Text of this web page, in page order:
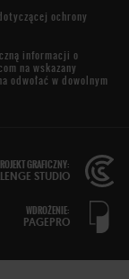
ochrony
informacji o
na wskazany
odwołać w dowolnym
GRAFICZNY:
STUDIO
WDROŻENIE:
PAGEPRO